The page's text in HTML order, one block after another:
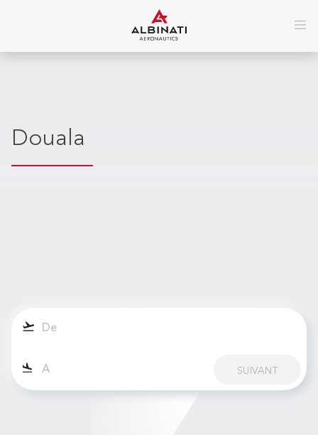
Douala
SUIVANT